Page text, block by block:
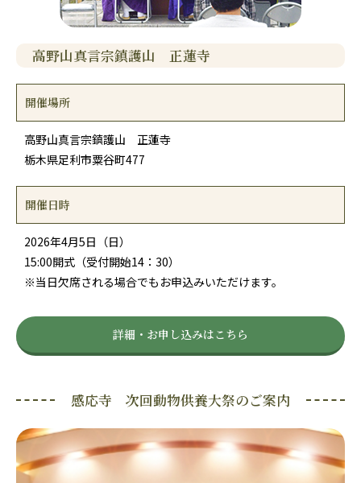
高野山真言宗鎮護山 正蓮寺
開催場所
高野山真言宗鎮護山 正蓮寺
栃木県足利市粟谷町477
開催日時
2026年4月5日（日）
15:00開式（受付開始14：30）
※当日欠席される場合でもお申込みいただけます。
詳細・お申し込みはこちら
感応寺 次回動物供養大祭のご案内